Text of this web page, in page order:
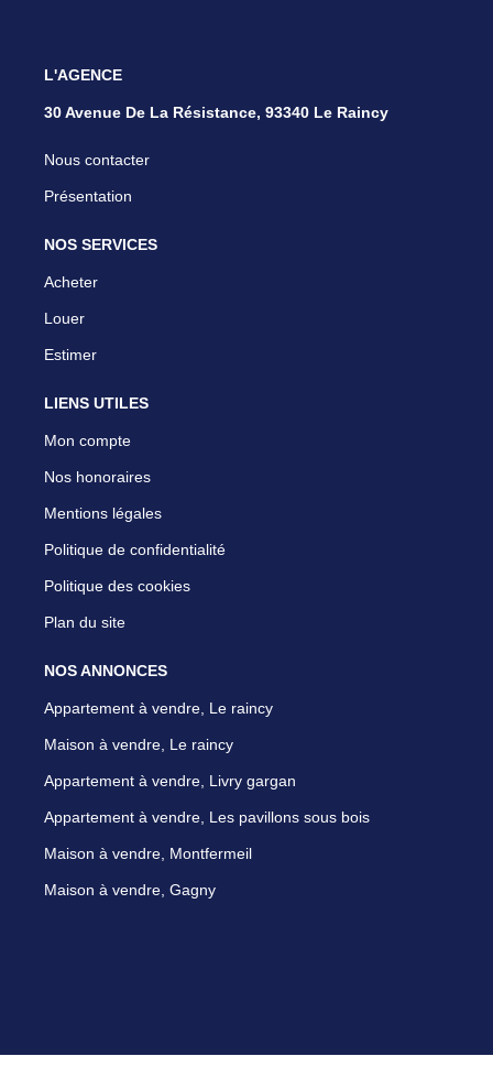
L'AGENCE
30 Avenue De La Résistance, 93340 Le Raincy
Nous contacter
Présentation
NOS SERVICES
Acheter
Louer
Estimer
LIENS UTILES
Mon compte
Nos honoraires
Mentions légales
Politique de confidentialité
Politique des cookies
Plan du site
NOS ANNONCES
Appartement à vendre, Le raincy
Maison à vendre, Le raincy
Appartement à vendre, Livry gargan
Appartement à vendre, Les pavillons sous bois
Maison à vendre, Montfermeil
Maison à vendre, Gagny